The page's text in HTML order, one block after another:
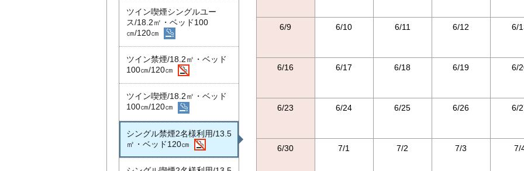
ツイン喫煙シングルユー
ス/18.2㎡・ベッド100
㎝/120㎝
ツイン禁煙/18.2㎡・ベッド
100㎝/120㎝
ツイン喫煙/18.2㎡・ベッド
100㎝/120㎝
シングル禁煙2名様利用/13.5
㎡・ベッド120㎝
6/9 6/10 6/11 6/12 6/
6/16 6/17 6/18 6/19 6/
6/23 6/24 6/25 6/26 6/
6/30 7/1 7/2 7/3 7/